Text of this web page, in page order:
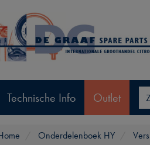
Technische Info Outlet
Onderdelenboek HY